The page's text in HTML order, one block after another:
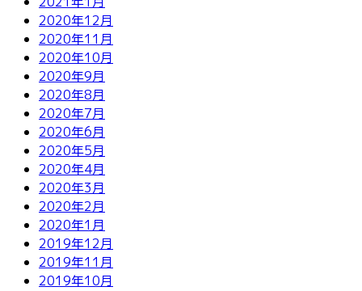
2020年12月
2020年11月
2020年10月
2020年9月
2020年8月
2020年7月
2020年6月
2020年5月
2020年4月
2020年3月
2020年2月
2020年1月
2019年12月
2019年11月
2019年10月